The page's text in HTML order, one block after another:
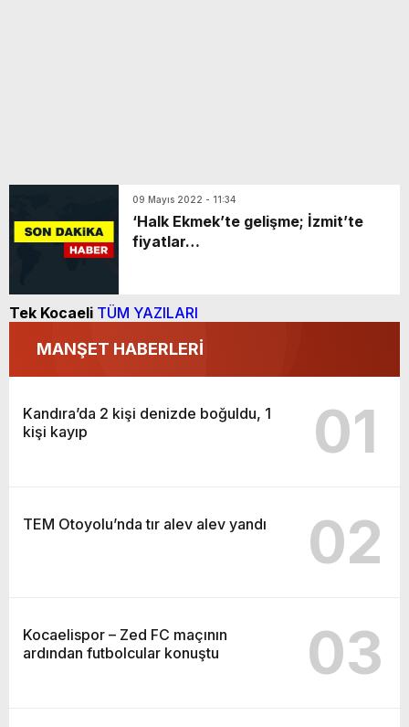
09 Mayıs 2022 - 11:34
‘Halk Ekmek’te gelişme; İzmit’te
fiyatlar…
Tek Kocaeli TÜM YAZILARI
MANŞET HABERLERİ
Kandıra’da 2 kişi denizde boğuldu, 1
kişi kayıp
01
TEM Otoyolu’nda tır alev alev yandı 02
Kocaelispor – Zed FC maçının
ardından futbolcular konuştu
03